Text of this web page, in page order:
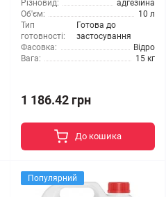
Різновид:
адгезійна
Об'єм:
10 л
Тип
готовності:
Готова до
застосування
Фасовка:
Відро
Вага:
15 кг
1 186.42 грн
До кошика
Популярний